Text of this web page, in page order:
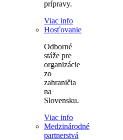
prípravy.
Viac info
Hosťovanie
Odborné
stáže pre
organizácie
zo
zahraničia
na
Slovensku.
Viac info
Medzinárodné
partnerstvá